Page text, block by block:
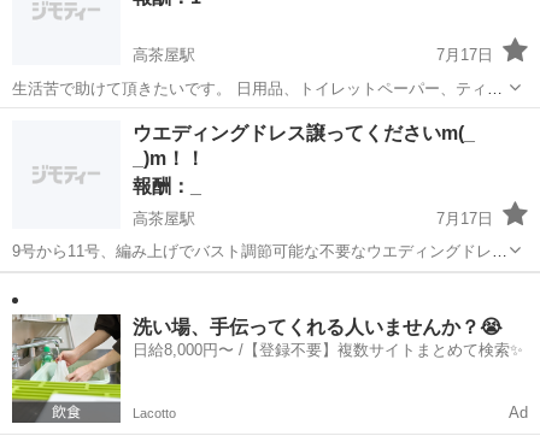
高茶屋駅
7月17日
生活苦で助けて頂きたいです。 日用品、トイレットペーパー、ティッ
シュ、シャンプー、ラップ、ゴミ袋、など生活消耗品 洗剤類その他な
どなんでも構いません レトルト食品、非常食、野菜など、ありました
ら譲って頂きたいです。今冷蔵庫...
高茶屋駅 買いたい/ください 日用品
ウエディングドレス譲ってくださいm(_
_)m！！
報酬：_
高茶屋駅
7月17日
9号から11号、編み上げでバスト調節可能な不要なウエディングドレ
ス、譲って頂きたいです。娘のフォト撮影に使いたいのですが、予算
がなく助けて欲しいです。無償か、破格格安で譲っていただける方、
よろしくお願いいたしますm(*_ _...
洗い場、手伝ってくれる人いませんか？😭
日給8,000円〜 /【登録不要】複数サイトまとめて検索✨
Lacotto Ad